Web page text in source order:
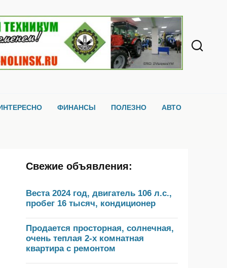
ФИНАНСЫ ПОЛЕЗНО АВТО
Свежие объявления:
Веста 2024 год, двигатель 106 л.с.,
пробег 16 тысяч, кондиционер
Продается просторная, солнечная,
очень теплая 2-х комнатная
квартира с ремонтом